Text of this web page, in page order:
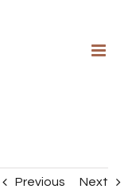
Previous Next